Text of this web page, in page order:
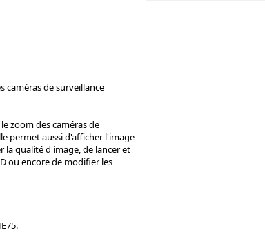
caméras de surveillance
zoom des caméras de
permet aussi d'afficher l'image
la qualité d'image, de lancer et
ou encore de modifier les